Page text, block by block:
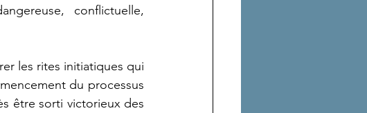
conflictuelle,
les rites initiatiques qui
du processus
être sorti victorieux des